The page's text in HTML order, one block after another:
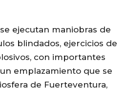
ejecutan maniobras de
blindados, ejercicios de
con importantes
emplazamiento que se
de Fuerteventura,